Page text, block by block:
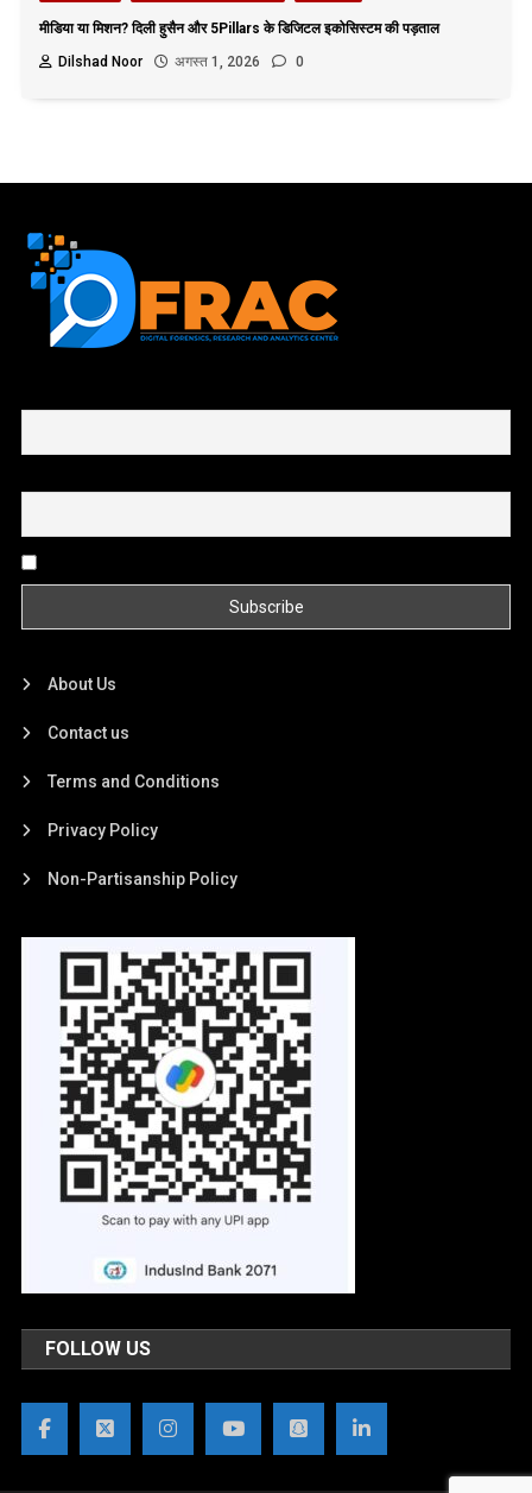
मीडिया या मिशन? दिली हुसैन और 5Pillars के डिजिटल इकोसिस्टम की पड़ताल
Dilshad Noor
अगस्त 1, 2026 0
About Us
Contact us
Terms and Conditions
Privacy Policy
Non-Partisanship Policy
FOLLOW US